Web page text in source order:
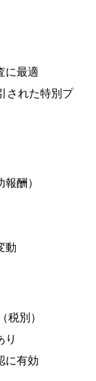
に最適
された特別プ
酬）
動
税別）
り
に有効